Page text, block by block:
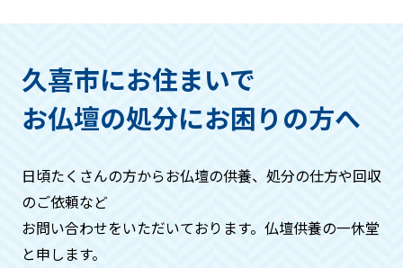
手続きや回収作業などはこちらで全て行
ただき、回収する仏具などは箱などにお
入れください。
基本的には・お問い合わせ→見積もり→
ご希望日時にお伺い、回収→お支払い→
供養→処分→供養証明証発行。といった
流れになります。
久喜市にお住まいで
お仏壇の処分にお困りの方へ
日頃たくさんの方からお仏壇の供養、処分の仕方や回収
のご依頼など
お問い合わせをいただいております。仏壇供養の一休堂
と申します。